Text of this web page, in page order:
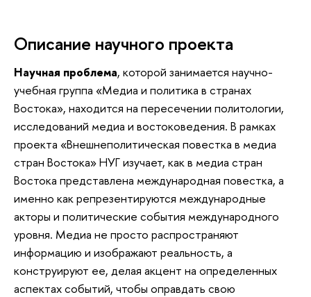
Описание научного проекта
Научная проблема, которой занимается научно-
учебная группа «Медиа и политика в странах
Востока», находится на пересечении политологии,
исследований медиа и востоковедения. В рамках
проекта «Внешнеполитическая повестка в медиа
стран Востока» НУГ изучает, как в медиа стран
Востока представлена международная повестка, а
именно как репрезентируются международные
акторы и политические события международного
уровня. Медиа не просто распространяют
информацию и изображают реальность, а
конструируют ее, делая акцент на определенных
аспектах событий, чтобы оправдать свою